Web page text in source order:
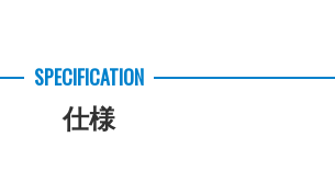
SPECIFICATION
仕様